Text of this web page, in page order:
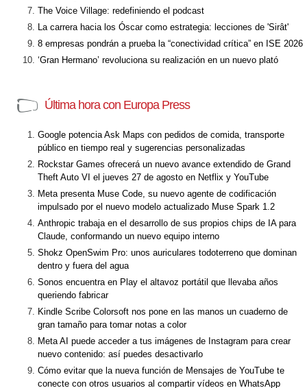
The Voice Village: redefiniendo el podcast
La carrera hacia los Óscar como estrategia: lecciones de 'Sirât'
8 empresas pondrán a prueba la “conectividad crítica” en ISE 2026
‘Gran Hermano’ revoluciona su realización en un nuevo plató
Última hora con Europa Press
Google potencia Ask Maps con pedidos de comida, transporte
público en tiempo real y sugerencias personalizadas
Rockstar Games ofrecerá un nuevo avance extendido de Grand
Theft Auto VI el jueves 27 de agosto en Netflix y YouTube
Meta presenta Muse Code, su nuevo agente de codificación
impulsado por el nuevo modelo actualizado Muse Spark 1.2
Anthropic trabaja en el desarrollo de sus propios chips de IA para
Claude, conformando un nuevo equipo interno
Shokz OpenSwim Pro: unos auriculares todoterreno que dominan
dentro y fuera del agua
Sonos encuentra en Play el altavoz portátil que llevaba años
queriendo fabricar
Kindle Scribe Colorsoft nos pone en las manos un cuaderno de
gran tamaño para tomar notas a color
Meta AI puede acceder a tus imágenes de Instagram para crear
nuevo contenido: así puedes desactivarlo
Cómo evitar que la nueva función de Mensajes de YouTube te
conecte con otros usuarios al compartir vídeos en WhatsApp